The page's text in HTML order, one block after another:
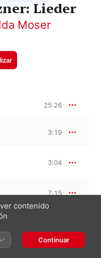
Lieder
Moser
25:26
3:19
3:04
7:15
4:57
contenido
Continuar